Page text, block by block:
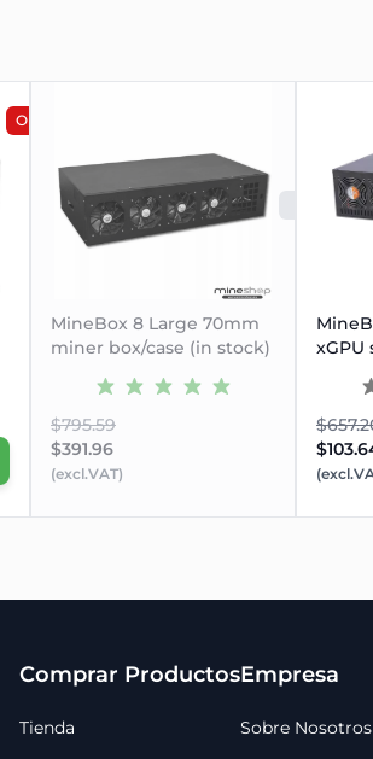
OFERTA
MineBox 8 Large 70mm
miner box/case (in stock)
$795.59
$391.96
(excl.VAT)
xGPU
Comprar Productos
Tienda
Empresa
Sobre Nosotros